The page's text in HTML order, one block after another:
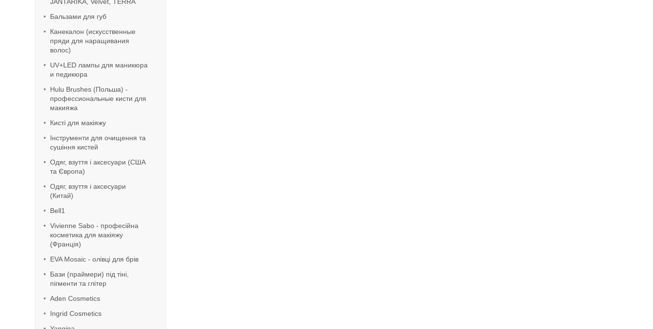
Бальзами для губ
Канекалон (искусственные
пряди для наращивания
волос)
UV+LED лампы для маникюра
и педикюра
Hulu Brushes (Польша) -
профессиональные кисти для
макияжа
Кисті для макіяжу
Інструменти для очищення та
сушіння кистей
Одяг, взуття і аксесуари (США
та Європа)
Одяг, взуття і аксесуари
(Китай)
Bell1
Vivienne Sabo - професійна
косметика для макіяжу
(Франція)
EVA Mosaic - олівці для брів
Бази (праймери) під тіні,
пігменти та глітер
Aden Cosmetics
Ingrid Cosmetics